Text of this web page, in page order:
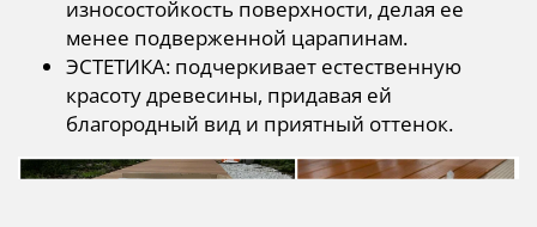
износостойкость поверхности, делая ее
менее подверженной царапинам.
ЭСТЕТИКА: подчеркивает естественную
красоту древесины, придавая ей
благородный вид и приятный оттенок.